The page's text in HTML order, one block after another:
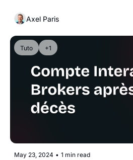
Axel Paris
Tuto +1
May 23, 2024 • 1 min read